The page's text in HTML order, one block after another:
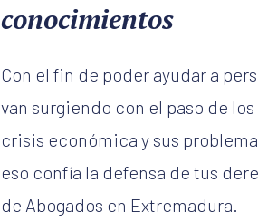
conocimientos
Con el fin de poder ayudar a
van surgiendo con el paso de
crisis económica y sus
eso confía la defensa de tus
de Abogados en Extremadura.